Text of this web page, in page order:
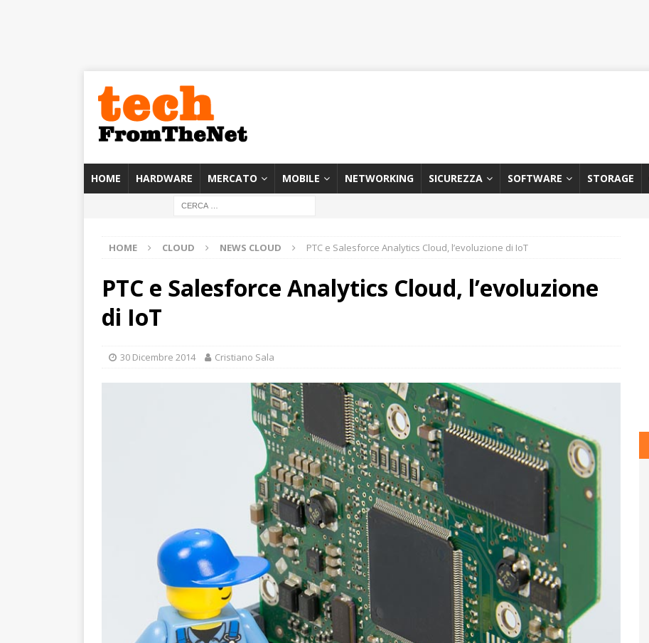
HOME HARDWARE MERCATO MOBILE NETWORKING SICUREZZA SOFTWARE STORAGE
HOME CLOUD NEWS CLOUD PTC e Salesforce Analytics Cloud, l’evoluzione di IoT
PTC e Salesforce Analytics Cloud, l’evoluzione
di IoT
30 Dicembre 2014 Cristiano Sala